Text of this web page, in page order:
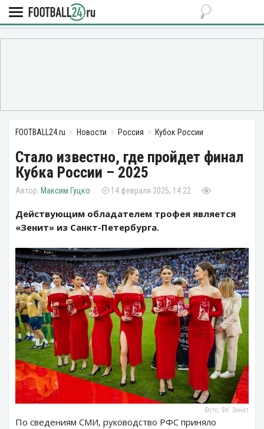
FOOTBALL24.ru Новости Россия Кубок России
Стало известно, где пройдет финал
Кубка России – 2025
Максим Гуцко 14 февраля 2025, 14:22
Действующим обладателем трофея является
«Зенит» из Санкт-Петербурга.
Фото: ФК Зенит
По сведениям СМИ, руководство РФС приняло